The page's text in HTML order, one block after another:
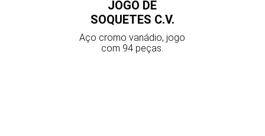
JOGO DE
SOQUETES C.V.
Aço cromo vanádio, jogo
com 94 peças.